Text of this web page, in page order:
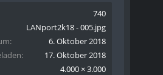
740
LANport2k18 - 005.jpg
6. Oktober 2018
17. Oktober 2018
4.000 × 3.000